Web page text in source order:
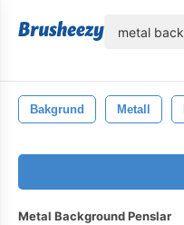
Bakgrund Metall
Metal Background Penslar